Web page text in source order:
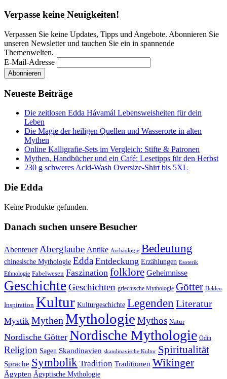
Verpasse keine Neuigkeiten!
Verpassen Sie keine Updates, Tipps und Angebote. Abonnieren Sie
unseren Newsletter und tauchen Sie ein in spannende
Themenwelten.
E-Mail-Adresse
Neueste Beiträge
Die zeitlosen Edda Hávamál Lebensweisheiten für dein
Leben
Die Magie der heiligen Quellen und Wasserorte in alten
Mythen
Online Kalligrafie‑Sets im Vergleich: Stifte & Patronen
Mythen, Handbücher und ein Café: Lesetipps für den Herbst
230 g schweres Acid-Wash Oversize-Shirt bis 5XL
Die Edda
Keine Produkte gefunden.
Danach suchen unsere Besucher
Abenteuer Aberglaube Antike Archäologie Bedeutung
chinesische Mythologie Edda Entdeckung Erzählungen Esoterik
Ethnologie Fabelwesen Faszination folklore Geheimnisse
Geschichte Geschichten griechische Mythologie Götter Helden
Inspiration Kultur Kulturgeschichte Legenden Literatur
Mystik Mythen Mythologie Mythos Natur
Nordische Götter Nordische Mythologie Odin
Religion Sagen Skandinavien skandinavische Kultur Spiritualität
Sprache Symbolik Tradition Traditionen Wikinger
Ägypten Ägyptische Mythologie